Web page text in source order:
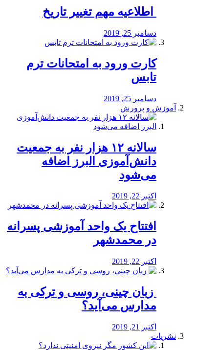
️ اطلاعیه مهم تغییر تاریخ
دسامبر 25, 2019
کارت ورود به امتحانات ترم
تابس
دسامبر 25, 2019
آموزش و پرورش
️سالانه ۱۲ هزار نفر به جمعیت
دانش‌آموزی البرز اضافه
می‌شود
اکتبر 22, 2019
افتتاح یک واحد آموزشی پسرانه
در محمدشهر
اکتبر 22, 2019
️ زبان چینی، روسی و ترکی به
مدارس می‌آید؟
اکتبر 21, 2019
نشریات